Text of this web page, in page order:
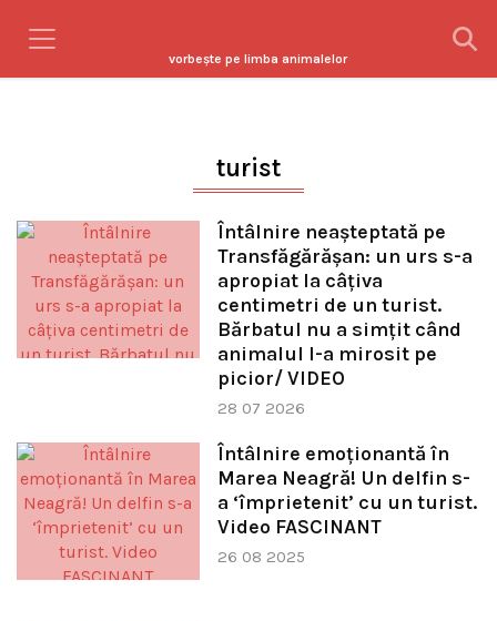
vorbeşte pe limba animalelor
turist
Întâlnire neașteptată pe
Transfăgărășan: un urs s-a
apropiat la câțiva
centimetri de un turist.
Bărbatul nu a simțit când
animalul l-a mirosit pe
picior/ VIDEO
28 07 2026
Întâlnire emoționantă în
Marea Neagră! Un delfin s-
a ‘împrietenit’ cu un turist.
Video FASCINANT
26 08 2025